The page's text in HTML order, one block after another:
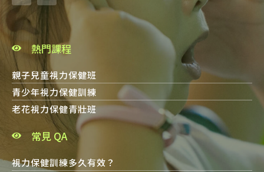
熱門課程
親子兒童視力保健班
青少年視力保健訓練
老花視力保健青壯班
常見 QA
視力保健訓練多久有效？